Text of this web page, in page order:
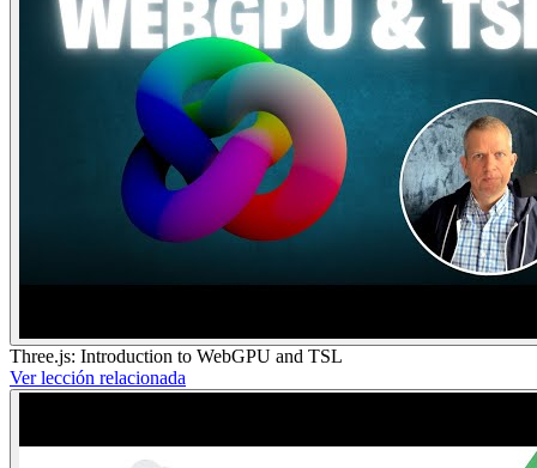
Three.js: Introduction to WebGPU and TSL
Ver lección relacionada